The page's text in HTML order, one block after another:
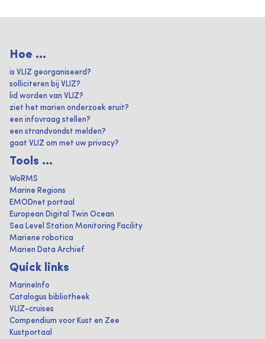
Hoe ...
is VLIZ georganiseerd?
solliciteren bij VLIZ?
lid worden van VLIZ?
ziet het marien onderzoek eruit?
een infovraag stellen?
een strandvondst melden?
gaat VLIZ om met uw privacy?
Tools ...
WoRMS
Marine Regions
EMODnet portaal
European Digital Twin Ocean
Sea Level Station Monitoring Facility
Mariene robotica
Marien Data Archief
Quick links
MarineInfo
Catalogus bibliotheek
VLIZ-cruises
Compendium voor Kust en Zee
Kustportaal